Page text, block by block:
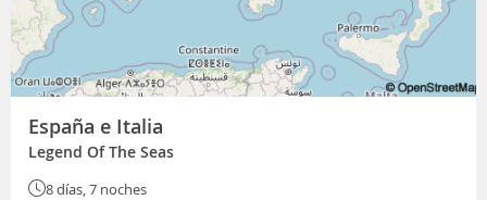
España e Italia
Legend Of The Seas
8 días, 7 noches